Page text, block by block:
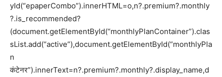
yId(“epaperCombo”).innerHTML=o,n?.premium?.monthly
?.is_recommended?
(document.getElementById(“monthlyPlanContainer”).clas
sList.add(“active”),document.getElementById(“monthlyPla
n
कंटेनर”).innerText=n?.premium?.monthly?.display_name,d